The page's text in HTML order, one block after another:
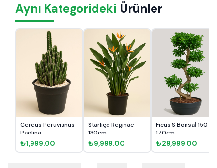
Aynı Kategorideki Ürünler
Cereus Peruvianus
Paolina
₺1,999.00
Starliçe Reginae
130cm
₺9,999.00
Ficus S Bonsai̇ 150-
170cm
₺29,999.00